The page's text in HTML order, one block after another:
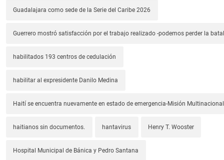
Guadalajara como sede de la Serie del Caribe 2026
Guerrero mostró satisfacción por el trabajo realizado -podemos perder la
habilitados 193 centros de cedulación
habilitar al expresidente Danilo Medina
Haití se encuentra nuevamente en estado de emergencia-Misión
haitianos sin documentos. hantavirus Henry T. Wooster
Hospital Municipal de Bánica y Pedro Santana